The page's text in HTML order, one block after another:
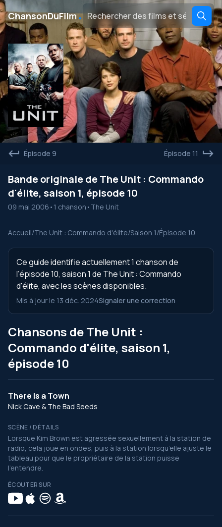
ChansonDuFilm․
Épisode 9 Épisode 11
Bande originale de The Unit : Commando
d'élite, saison 1, épisode 10
09 mai 2006 • 1 chanson • The Unit
Accueil/The Unit : Commando d'élite/Saison 1/Épisode 10
Ce guide identifie actuellement 1 chanson de
l’épisode 10, saison 1 de The Unit : Commando
d'élite, avec les scènes disponibles.
Mis à jour le 13 déc. 2024Signaler une correction
Chansons de The Unit :
Commando d'élite, saison 1,
épisode 10
There Is a Town
Nick Cave & The Bad Seeds
SCÈNE / DÉTAILS
Lorsque Kim Brown est agressée sexuellement à la station de
radio, cela joue en ondes, puis à la station lorsqu’elle ajuste le
tableau pour que le propriétaire de la station puisse
l’entendre.
ÉCOUTER SUR